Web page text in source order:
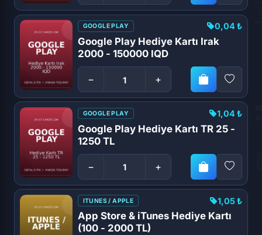
GOOGLE PLAY
Google Play Hediye Kartı Irak
2000 - 150000 IQD
− +
0,04 ₺
GOOGLE PLAY
Google Play Hediye Kartı TR 25 -
1250 TL
− +
1,04 ₺
ITUNES / APPLE
App Store & iTunes Hediye Kartı
(100 - 2000 TL)
1,05 ₺